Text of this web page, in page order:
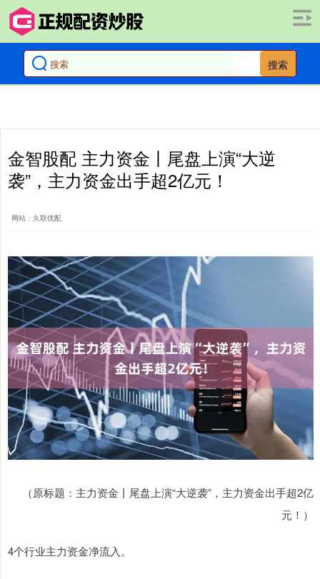
搜索
金智股配 主力资金丨尾盘上演“大逆
袭”，主力资金出手超2亿元！
网站：久联优配
（原标题：主力资金丨尾盘上演“大逆袭”，主力资金出手超2亿
元！）
4个行业主力资金净流入。